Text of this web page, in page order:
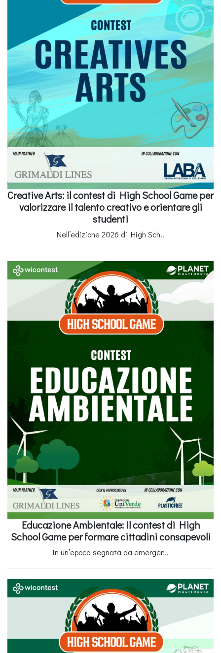
Creative Arts: il contest di High School Game per
valorizzare il talento creativo e orientare gli
studenti
Nell’edizione 2026 di High Sch..
Educazione Ambientale: il contest di High
School Game per formare cittadini consapevoli
In un’epoca segnata da emergen..